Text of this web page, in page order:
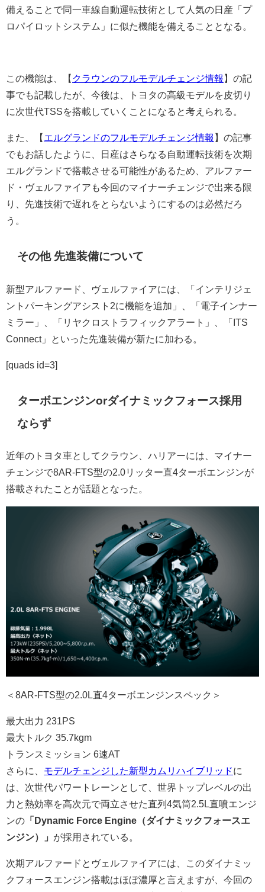
備えることで同一車線自動運転技術として人気の日産「プ
ロパイロットシステム」に似た機能を備えることとなる。
この機能は、【 クラウンのフルモデルチェンジ情報 】の記
事でも記載したが、今後は、トヨタの高級モデルを皮切り
に次世代TSSを搭載していくことになると考えられる。
また、【 エルグランドのフルモデルチェンジ情報 】の記事
でもお話したように、日産はさらなる自動運転技術を次期
エルグランドで搭載させる可能性があるため、アルファー
ド・ヴェルファイアも今回のマイナーチェンジで出来る限
り、先進技術で遅れをとらないようにするのは必然だろ
う。
その他 先進装備について
新型アルファード、ヴェルファイアには、「インテリジェ
ントパーキングアシスト2に機能を追加」、「電子インナー
ミラー」、「リヤクロストラフィックアラート」、「ITS
Connect」といった先進装備が新たに加わる。
[quads id=3]
ターボエンジンorダイナミックフォース採用
ならず
近年のトヨタ車としてクラウン、ハリアーには、マイナー
チェンジで8AR-FTS型の2.0リッター直4ターボエンジンが
搭載されたことが話題となった。
＜8AR-FTS型の2.0L直4ターボエンジンスペック＞
最大出力 231PS
最大トルク 35.7kgm
トランスミッション 6速AT
さらに、 モデルチェンジした新型カムリハイブリッドに
は、次世代パワートレーンとして、世界トップレベルの出
力と熱効率を高次元で両立させた直列4気筒2.5L直噴エンジ
ンの 「Dynamic Force Engine（ダイナミックフォースエ
ンジン）」 が採用されている。
次期アルファードとヴェルファイアには、このダイナミッ
クフォースエンジン搭載はほぼ濃厚と言えますが、今回の